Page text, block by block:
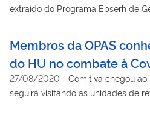
extraído do Programa Ebserh de
Membros da OPAS
do HU no combate à
27/08/2020 - Comitiva chegou ao
seguirá visitando as unidades de